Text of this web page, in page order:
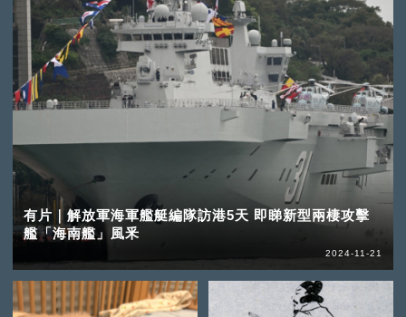
有片｜解放軍海軍艦艇編隊訪港5天 即睇新型兩棲攻擊
艦「海南艦」風釆
2024-11-21